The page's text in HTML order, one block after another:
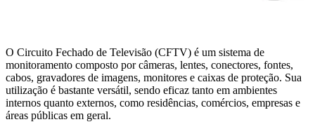
O Circuito Fechado de Televisão (CFTV) é um sistema de
monitoramento composto por câmeras, lentes, conectores, fontes,
cabos, gravadores de imagens, monitores e caixas de proteção. Sua
utilização é bastante versátil, sendo eficaz tanto em ambientes
internos quanto externos, como residências, comércios, empresas e
áreas públicas em geral.